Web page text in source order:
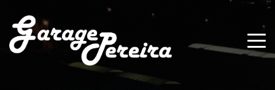
Paramètres avancés des cookies